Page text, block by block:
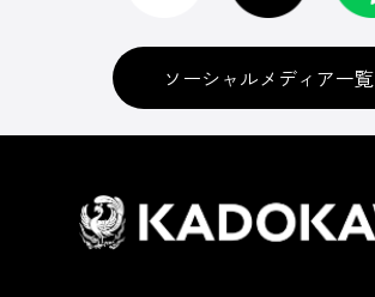
ソーシャルメディア一覧